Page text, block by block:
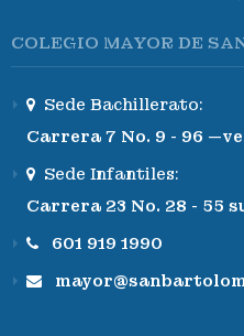
COLEGIO MAYOR DE
Sede Bachillerato:
Carrera 7 No. 9 - 96
Sede Infantiles:
Carrera 23 No. 28 - 55
601 919 1990